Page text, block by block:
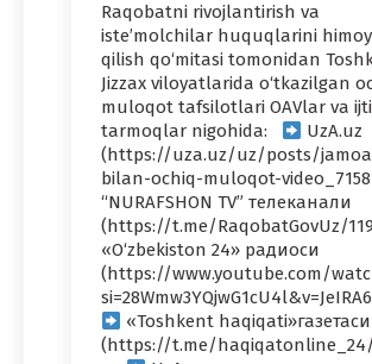
Raqobatni rivojlantirish va
iste’molchilar huquqlarini
qilish qo‘mitasi tomonidan
Jizzax viloyatlarida o‘tkazilgan
muloqot tafsilotlari OAVlar va
tarmoqlar nigohida:
UzA.uz
(https://uza.uz/uz/posts/
bilan-ochiq-muloqot-
“NURAFSHON TV” телеканали
(https://t.me/RaqobatGovUz/
«O‘zbekiston 24» радиоси
(https://www.youtube.com/
«Toshkent haqiqati»газетаси
(https://t.me/haqiqatonline_24/